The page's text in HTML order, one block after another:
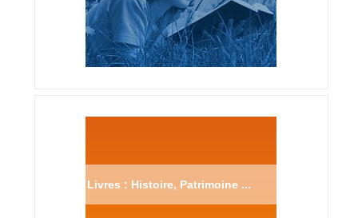
Livres : Histoire, Patrimoine ...